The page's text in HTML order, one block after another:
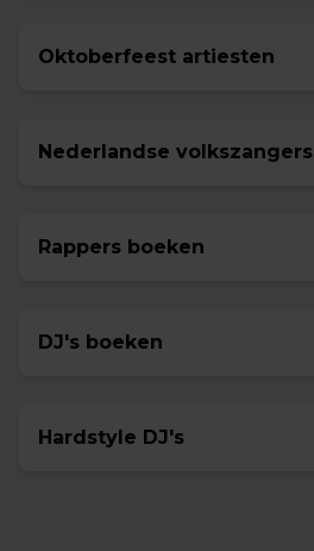
Oktoberfeest artiesten
Nederlandse volkszangers
Rappers boeken
DJ's boeken
Hardstyle DJ's